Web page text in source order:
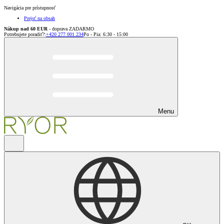
Navigácia pre prístupnosť
Prejsť na obsah
Nákup nad 60 EUR - doprava ZADARMO
Potrebujete poradiť?:+420 277 001 234Po - Pia: 6:30 - 15:00
Menu